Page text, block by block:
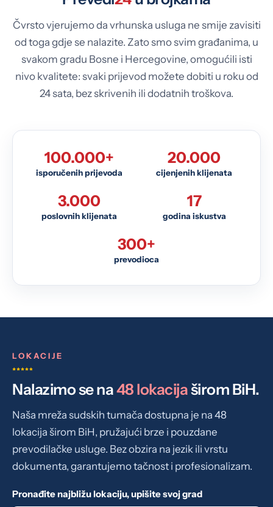
Čvrsto vjerujemo da vrhunska usluga ne smije zavisiti
od toga gdje se nalazite. Zato smo svim građanima, u
svakom gradu Bosne i Hercegovine, omogućili isti
nivo kvalitete: svaki prijevod možete dobiti u roku od
24 sata, bez skrivenih ili dodatnih troškova.
100.000+
isporučenih prijevoda
20.000
cijenjenih klijenata
3.000
poslovnih klijenata
17
godina iskustva
300+
prevodioca
LOKACIJE
Nalazimo se na48 lokacijaširom BiH.
Naša mreža sudskih tumača dostupna je na 48
lokacija širom BiH, pružajući brze i pouzdane
prevodilačke usluge. Bez obzira na jezik ili vrstu
dokumenta, garantujemo tačnost i profesionalizam.
Pronađite najbližu lokaciju, upišite svoj grad